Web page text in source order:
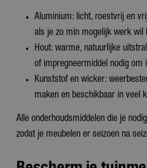
Aluminium: licht, roestvrij en
als je zo min mogelijk werk wil
Hout: warme, natuurlijke
of impregneermiddel nodig om
Kunststof en wicker:
maken en beschikbaar in veel
Alle onderhoudsmiddelen die je
zodat je meubelen er seizoen na